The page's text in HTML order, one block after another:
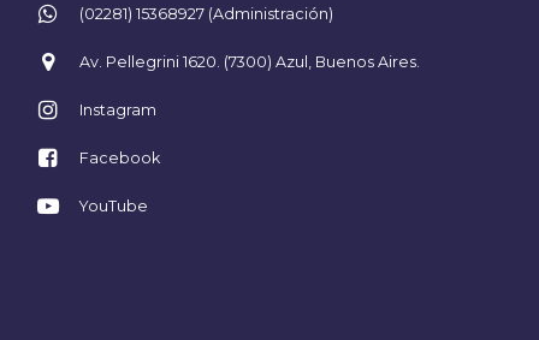
(02281) 15368927 (Administración)
Av. Pellegrini 1620. (7300) Azul, Buenos Aires.
Instagram
Facebook
YouTube